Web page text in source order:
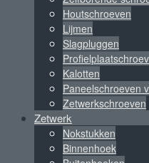
Houtschroeven
Lijmen
Slagpluggen
Kalotten
Paneelschroeven
Zetwerkschroeven
Zetwerk
Nokstukken
Binnenhoek